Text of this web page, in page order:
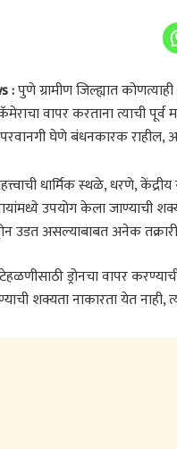
:पुणे ग्रामीण जिल्ह्यात
कॅमेराचा वापर करताना त्याची
परवानगी घेणे बंधनकारक
धार्मिक स्थळे, धरणे,
उपयोग केला जाण्याची
उडत असल्याबाबत अनेक
ड्रोनचा वापर
शक्यता नाकारता येत